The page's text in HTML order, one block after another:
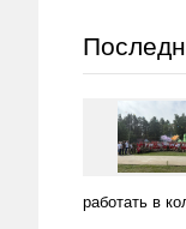
работать в